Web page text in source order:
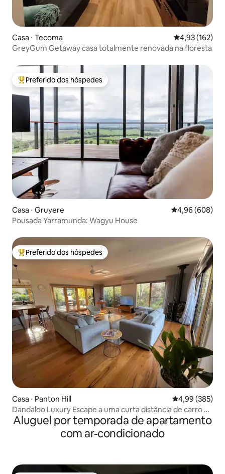
Casa ⋅ Tecoma 4,93 de uma
4,93 (162)
GreyGum Getaway casa totalmente renovada na floresta
Entre os melhores preferidos dos hóspedes
Preferido dos hóspedes
Casa ⋅ Gruyere 4,96 de uma
4,96 (608)
Pousada Yarramunda: Wagyu House
Entre os melhores preferidos dos hóspedes
Preferido dos hóspedes
Casa ⋅ Panton Hill 4,99 de uma
4,99 (385)
Dandaloo Luxury Escape a uma curta distância de carro de
Yarra Valley
Aluguel por temporada de apartamento
com ar-condicionado